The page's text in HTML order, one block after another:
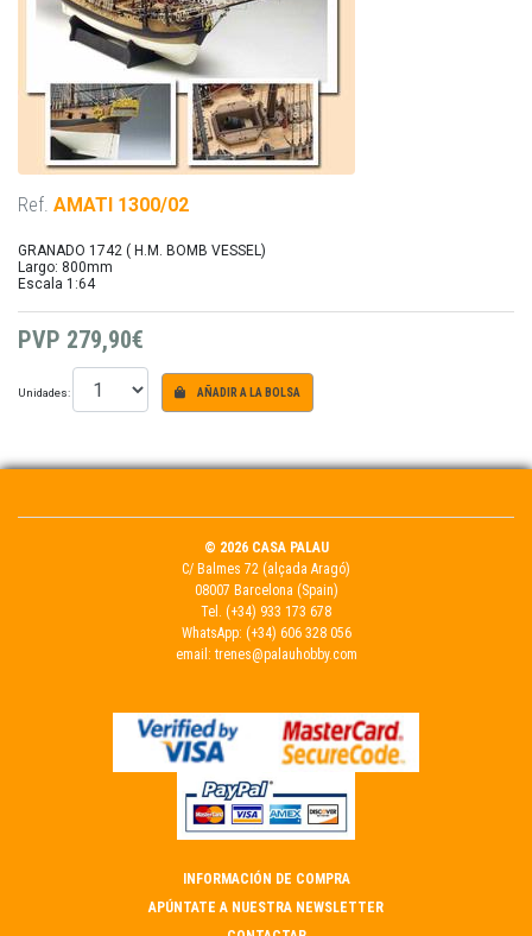
Ref. AMATI 1300/02
GRANADO 1742 ( H.M. BOMB VESSEL)
Largo: 800mm
Escala 1:64
PVP 279,90€
Unidades: AÑADIR A LA BOLSA
© 2026 CASA PALAU
C/ Balmes 72 (alçada Aragó)
08007 Barcelona (Spain)
Tel. (+34) 933 173 678
WhatsApp: (+34) 606 328 056
email: trenes@palauhobby.com
INFORMACIÓN DE COMPRA
APÚNTATE A NUESTRA NEWSLETTER